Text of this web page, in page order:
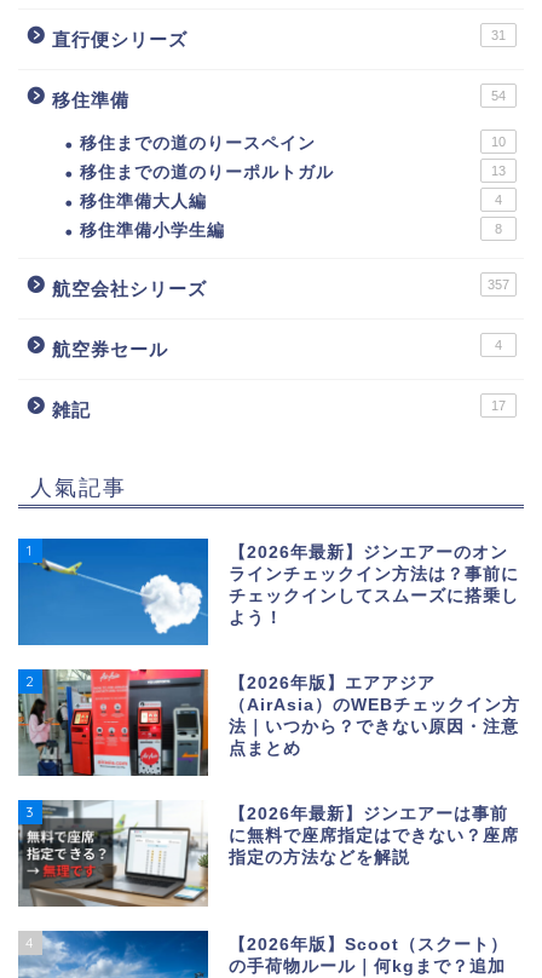
直行便シリーズ 31
移住準備 54
移住までの道のりースペイン 10
移住までの道のりーポルトガル 13
移住準備大人編 4
移住準備小学生編 8
航空会社シリーズ 357
航空券セール 4
雑記 17
人氣記事
1
【2026年最新】ジンエアーのオン
ラインチェックイン方法は？事前に
チェックインしてスムーズに搭乗し
よう！
2
【2026年版】エアアジア
（AirAsia）のWEBチェックイン方
法｜いつから？できない原因・注意
点まとめ
3
【2026年最新】ジンエアーは事前
に無料で座席指定はできない？座席
指定の方法などを解説
4
【2026年版】Scoot（スクート）
の手荷物ルール｜何kgまで？追加